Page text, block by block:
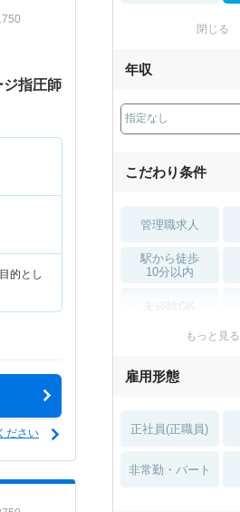
ジ指圧師
的とし
ださい
閉じる
年収
こだわり条件
管理職求人
駅から徒歩
10分以内
住宅手当・補助
土日祝休
積極採用中
もっと見る
雇用形態
正社員(正職員)
非常勤・パート